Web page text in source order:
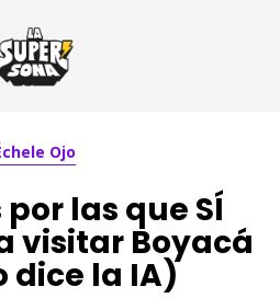
Ojo
por las que SÍ
visitar Boyacá
dice la IA)